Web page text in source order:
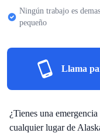
Ningún trabajo es
pequeño
Llama
¿Tienes una
cualquier lugar de